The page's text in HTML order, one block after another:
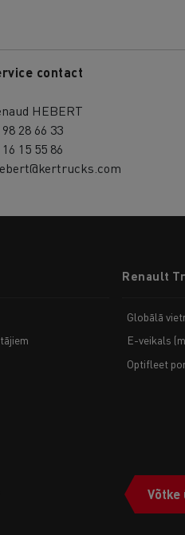
contact
HEBERT
98 28 66 33
15 55 86
Renault
Globālā
E-veikals
Optifleet
Võtke